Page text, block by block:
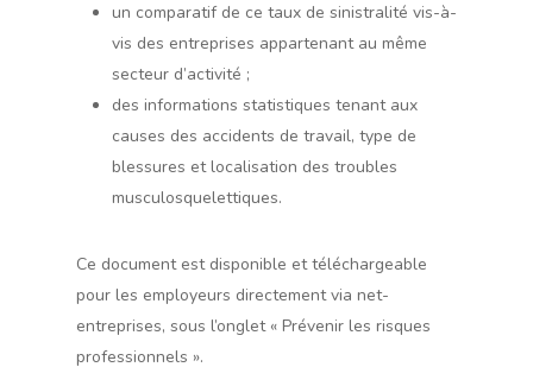
un comparatif de ce taux de sinistralité vis-à-
vis des entreprises appartenant au même
secteur d’activité ;
des informations statistiques tenant aux
causes des accidents de travail, type de
blessures et localisation des troubles
musculosquelettiques.
Ce document est disponible et téléchargeable
pour les employeurs directement via net-
entreprises, sous l’onglet « Prévenir les risques
professionnels ».